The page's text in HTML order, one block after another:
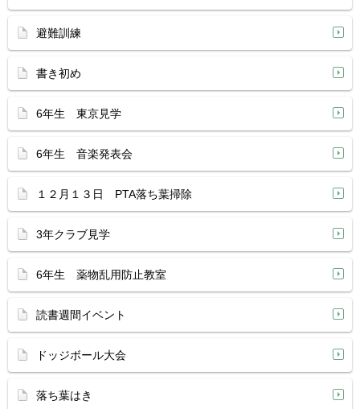
避難訓練
書き初め
6年生 東京見学
6年生 音楽発表会
１２月１３日 PTA落ち葉掃除
3年クラブ見学
6年生 薬物乱用防止教室
読書週間イベント
ドッジボール大会
落ち葉はき